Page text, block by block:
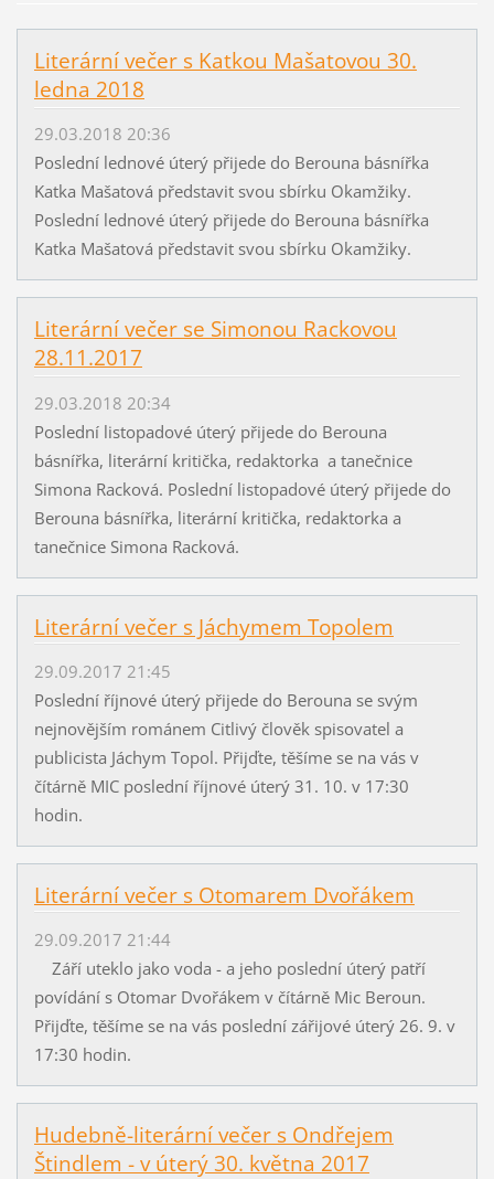
Literární večer s Katkou Mašatovou 30.
ledna 2018
29.03.2018 20:36
Poslední lednové úterý přijede do Berouna básnířka
Katka Mašatová představit svou sbírku Okamžiky.
Poslední lednové úterý přijede do Berouna básnířka
Katka Mašatová představit svou sbírku Okamžiky.
Literární večer se Simonou Rackovou
28.11.2017
29.03.2018 20:34
Poslední listopadové úterý přijede do Berouna
básnířka, literární kritička, redaktorka a tanečnice
Simona Racková. Poslední listopadové úterý přijede do
Berouna básnířka, literární kritička, redaktorka a
tanečnice Simona Racková.
Literární večer s Jáchymem Topolem
29.09.2017 21:45
Poslední říjnové úterý přijede do Berouna se svým
nejnovějším románem Citlivý člověk spisovatel a
publicista Jáchym Topol. Přijďte, těšíme se na vás v
čítárně MIC poslední říjnové úterý 31. 10. v 17:30
hodin.
Literární večer s Otomarem Dvořákem
29.09.2017 21:44
Září uteklo jako voda - a jeho poslední úterý patří
povídání s Otomar Dvořákem v čítárně Mic Beroun.
Přijďte, těšíme se na vás poslední zářijové úterý 26. 9. v
17:30 hodin.
Hudebně-literární večer s Ondřejem
Štindlem - v úterý 30. května 2017